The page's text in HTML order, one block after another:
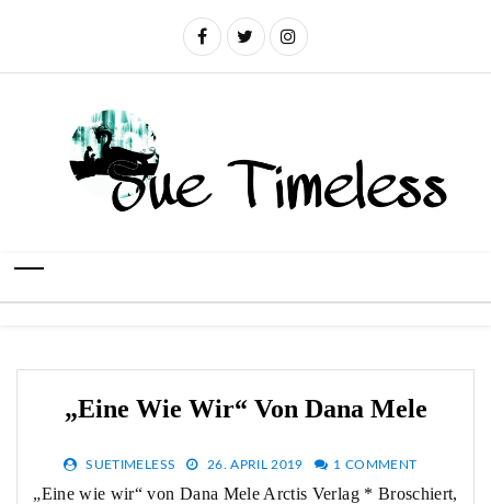
„Eine Wie Wir“ Von Dana Mele
SUETIMELESS 26. APRIL 2019 1 COMMENT
„Eine wie wir“ von Dana Mele Arctis Verlag * Broschiert,